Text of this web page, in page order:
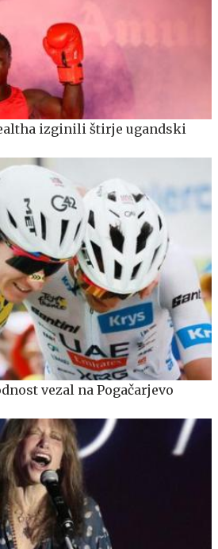
izginili štirje ugandski
vezal na Pogačarjevo